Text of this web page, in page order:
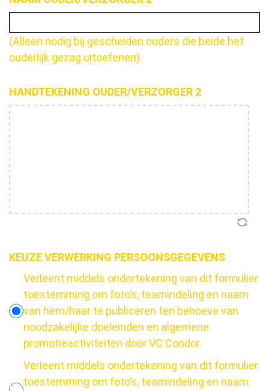
(Alleen nodig bij gescheiden ouders die beide het
ouderlijk gezag uitoefenen)
HANDTEKENING OUDER/VERZORGER 2
KEUZE VERWERKING PERSOONSGEGEVENS
Verleent middels ondertekening van dit formulier
toestemming om foto’s, teamindeling en naam
van hem/haar te publiceren ten behoeve van
noodzakelijke doeleinden en algemene
promotieactiviteiten door VC Condor.
Verleent middels ondertekening van dit formulier
toestemming om foto’s, teamindeling en naam